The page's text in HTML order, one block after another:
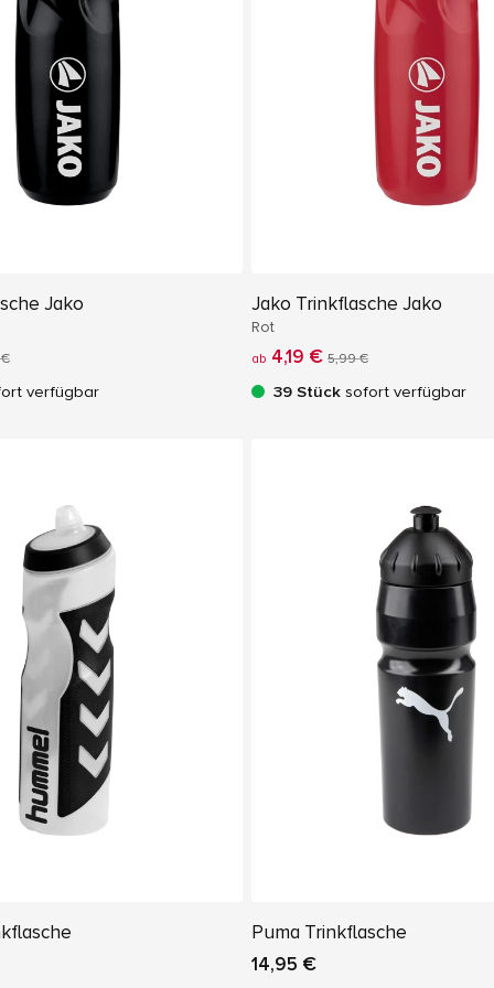
Jako
verfügbar
Jako Trinkflasche Jako
Rot
ab 4,19 € 5,99 €
39 Stück sofort verfügbar
Puma Trinkflasche
14,95 €